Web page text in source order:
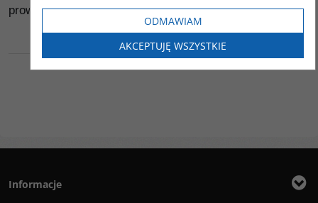
prowadzonych przez CBOS.
Informacje
ODMAWIAM
AKCEPTUJĘ WSZYSTKIE